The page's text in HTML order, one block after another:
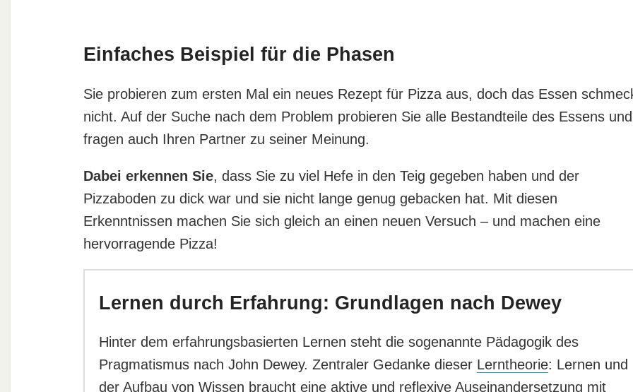
Einfaches Beispiel für die Phasen
Sie probieren zum ersten Mal ein neues Rezept für Pizza aus, doch das Essen
nicht. Auf der Suche nach dem Problem probieren Sie alle Bestandteile des Essens und
fragen auch Ihren Partner zu seiner Meinung.
Dabei erkennen Sie, dass Sie zu viel Hefe in den Teig gegeben haben und der
Pizzaboden zu dick war und sie nicht lange genug gebacken hat. Mit diesen
Erkenntnissen machen Sie sich gleich an einen neuen Versuch – und machen eine
hervorragende Pizza!
Lernen durch Erfahrung: Grundlagen nach Dewey
Hinter dem erfahrungsbasierten Lernen steht die sogenannte Pädagogik des
Pragmatismus nach John Dewey. Zentraler Gedanke dieser Lerntheorie: Lernen und
der Aufbau von Wissen braucht eine aktive und reflexive Auseinandersetzung mit